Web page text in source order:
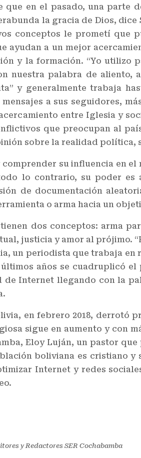
que en el pasado, una parte
la gracia de Dios, dice
conceptos le prometí que
ayudan a un mejor
y la formación. “Yo utilizo
nuestra palabra de aliento,
y generalmente trabaja
a sus seguidores,
entre Iglesia y
que preocupan al
sobre la realidad política,
su influencia en
lo contrario, su poder es
de documentación
o arma hacia un
dos conceptos: arma
justicia y amor al prójimo.
un periodista que trabaja en
años se cuadruplicó
Internet llegando con la
en febrero 2018, derrotó
sigue en aumento y con
Eloy Luján, un pastor
boliviana es cristiano y
Internet y redes
y Redactores SER Cochabamba